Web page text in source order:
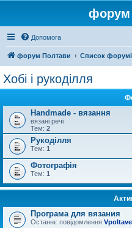
форум
Допомога
форум Полтави Список
Хобі і рукоділля
Handmade - вязання
вязані речі
Тем: 2
Рукоділля
Тем: 1
Фотографія
Тем: 1
Програма для вязания
Останнє повідомлення Vpoltave